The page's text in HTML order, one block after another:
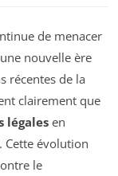
de menacer
nouvelle ère
récentes de la
clairement que
légales en
Cette évolution
le